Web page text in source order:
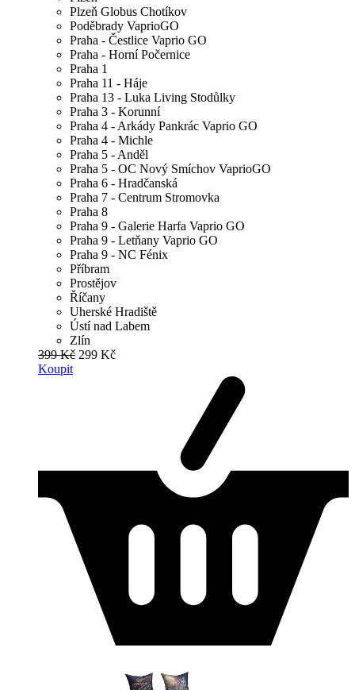
Plzeň Globus Chotíkov
Poděbrady VaprioGO
Praha - Čestlice Vaprio GO
Praha - Horní Počernice
Praha 1
Praha 11 - Háje
Praha 13 - Luka Living Stodůlky
Praha 3 - Korunní
Praha 4 - Arkády Pankrác Vaprio GO
Praha 4 - Michle
Praha 5 - Anděl
Praha 5 - OC Nový Smíchov VaprioGO
Praha 6 - Hradčanská
Praha 7 - Centrum Stromovka
Praha 8
Praha 9 - Galerie Harfa Vaprio GO
Praha 9 - Letňany Vaprio GO
Praha 9 - NC Fénix
Příbram
Prostějov
Říčany
Uherské Hradiště
Ústí nad Labem
Zlín
399 Kč 299 Kč
Koupit